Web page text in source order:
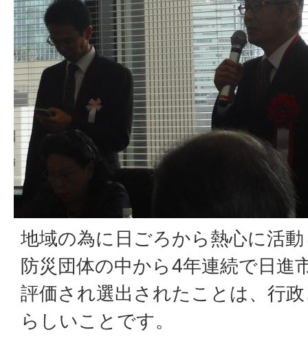
地域の為に日ごろから熱心に活
防災団体の中から4年連続で日進
評価され選出されたことは、行
らしいことです。